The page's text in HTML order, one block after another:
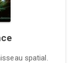
spatial.